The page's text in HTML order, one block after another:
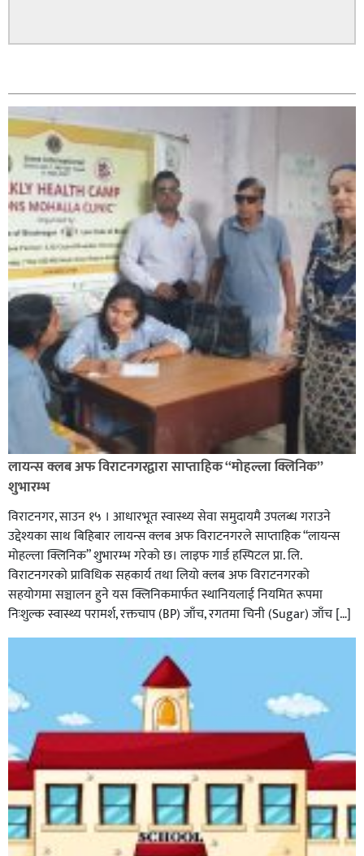
लायन्स क्लब अफ विराटनगरद्वारा साप्ताहिक “मोहल्ला क्लिनिक”
शुभारम्भ
विराटनगर, साउन १५ । आधारभूत स्वास्थ्य सेवा समुदायमै उपलब्ध गराउने
उद्देश्यका साथ बिहिबार लायन्स क्लब अफ विराटनगरले साप्ताहिक “लायन्स
मोहल्ला क्लिनिक” शुभारम्भ गरेकाे छ। लाइफ गार्ड हस्पिटल प्रा. लि.
विराटनगरको प्राविधिक सहकार्य तथा लियो क्लब अफ विराटनगरको
सहयोगमा सञ्चालन हुने यस क्लिनिकमार्फत स्थानियलाई नियमित रूपमा
निःशुल्क स्वास्थ्य परामर्श, रक्तचाप (BP) जाँच, रगतमा चिनी (Sugar) जाँच […]